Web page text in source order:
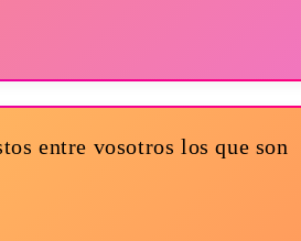
entre vosotros los que son